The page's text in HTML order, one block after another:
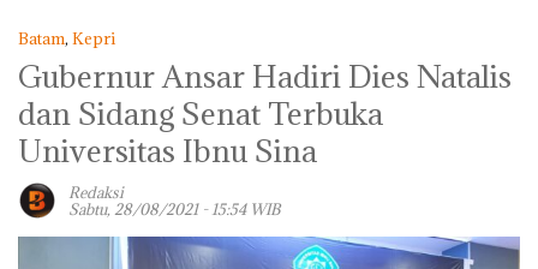
Batam, Kepri
Gubernur Ansar Hadiri Dies Natalis
dan Sidang Senat Terbuka
Universitas Ibnu Sina
Redaksi
Sabtu, 28/08/2021 - 15:54 WIB